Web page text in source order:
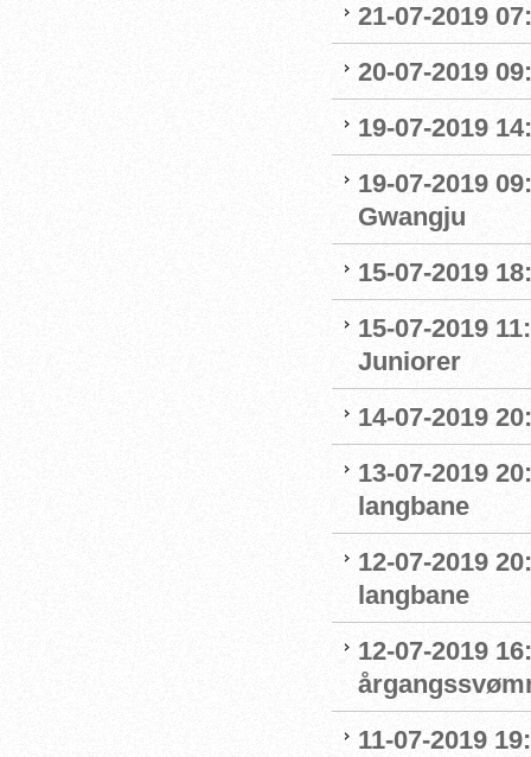
21-07-2019
20-07-2019
19-07-2019
19-07-2019
Gwangju
15-07-2019
15-07-2019
Juniorer
14-07-2019
13-07-2019
langbane
12-07-2019
langbane
12-07-2019
11-07-2019